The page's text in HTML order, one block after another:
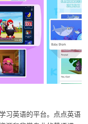
习英语的平台。点点英语